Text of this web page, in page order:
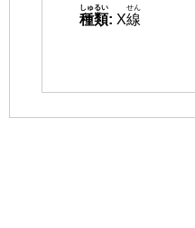
種類
しゅるい
: X線
せん